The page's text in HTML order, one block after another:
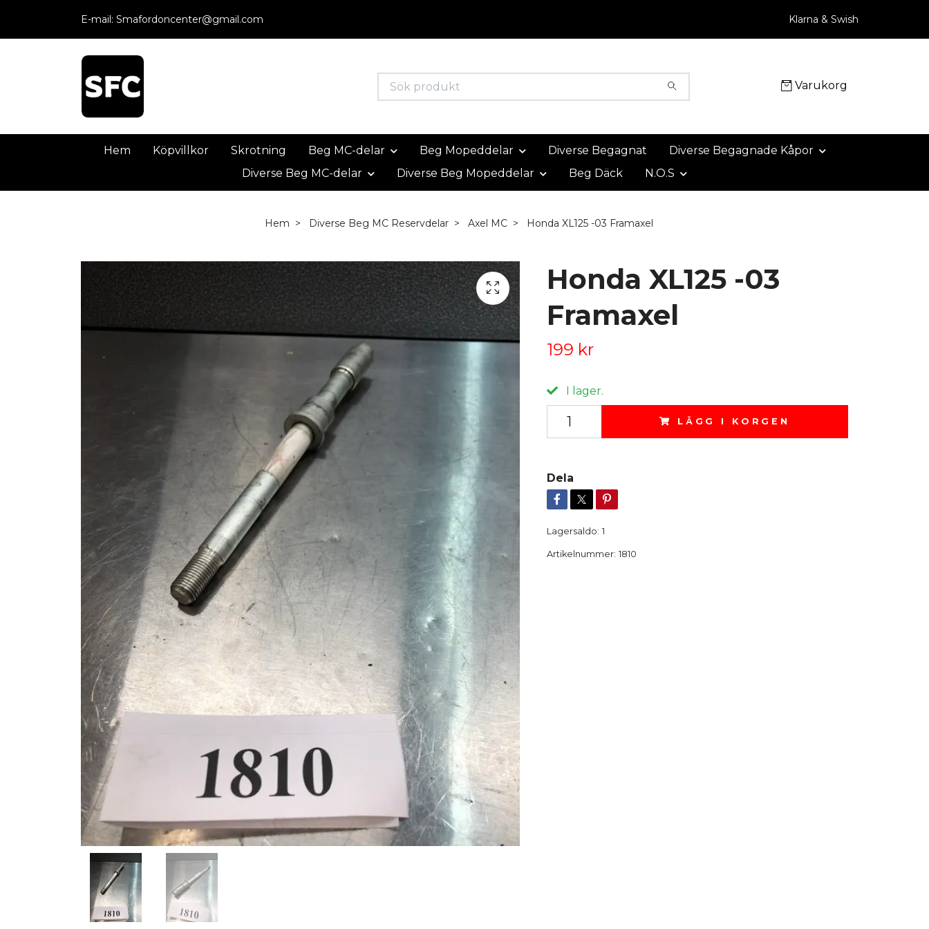
E-mail: Smafordoncenter@gmail.com Klarna & Swish
Varukorg
Hem Köpvillkor Skrotning Beg MC-delar Beg Mopeddelar Diverse Begagnat
Diverse Begagnade Kåpor
Diverse Beg MC-delar
Diverse Beg Mopeddelar Beg Däck N.O.S
Hem Diverse Beg MC Reservdelar Axel MC Honda XL125 -03 Framaxel
Honda XL125 -03
Framaxel
199 kr
I lager.
LÄGG I KORGEN
Dela
Lagersaldo: 1
Artikelnummer: 1810